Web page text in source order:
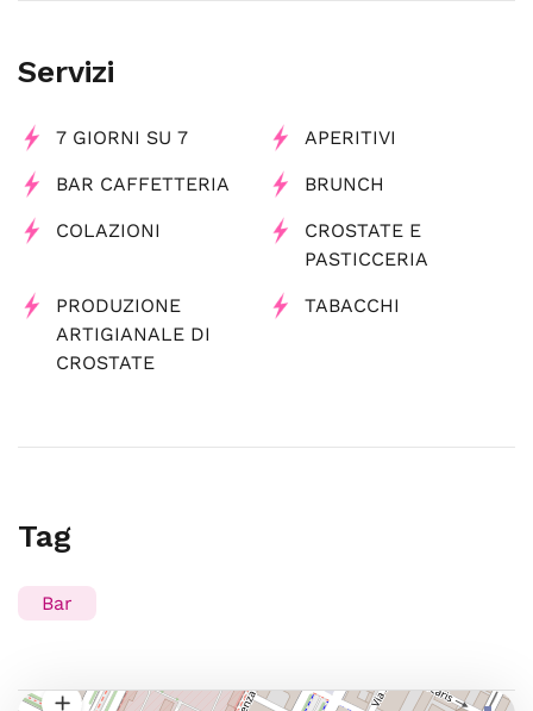
Servizi
7 GIORNI SU 7 APERITIVI
BAR CAFFETTERIA BRUNCH
COLAZIONI
CROSTATE E
PASTICCERIA
PRODUZIONE
ARTIGIANALE DI
CROSTATE
TABACCHI
Tag
Bar